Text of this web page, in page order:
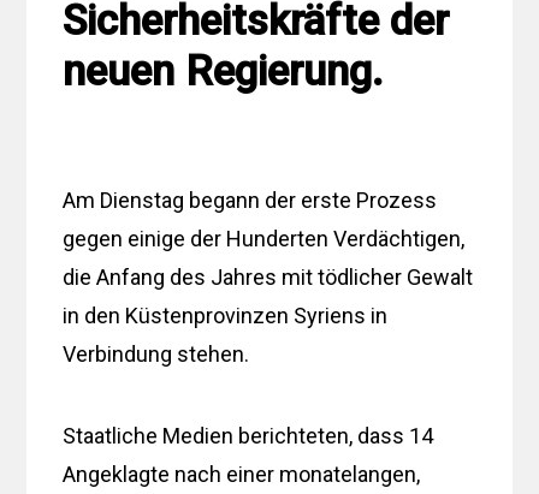
Sicherheitskräfte der
neuen Regierung.
Am Dienstag begann der erste Prozess
gegen einige der Hunderten Verdächtigen,
die Anfang des Jahres mit tödlicher Gewalt
in den Küstenprovinzen Syriens in
Verbindung stehen.
Staatliche Medien berichteten, dass 14
Angeklagte nach einer monatelangen,